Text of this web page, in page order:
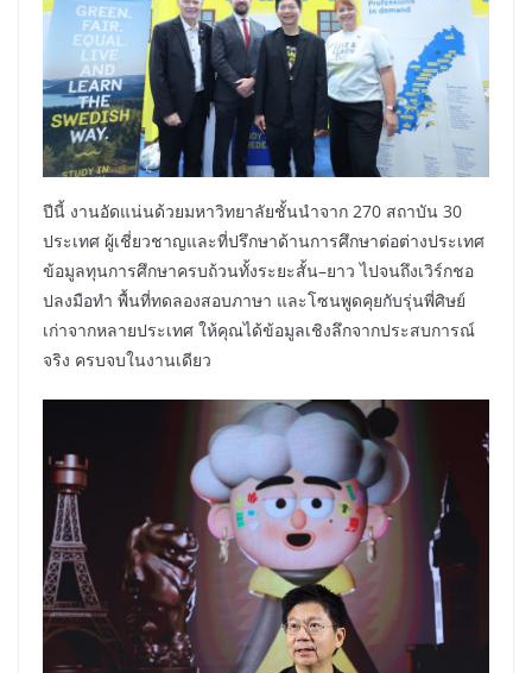
ปีนี้ งานอัดแน่นด้วยมหาวิทยาลัยชั้นนำจาก 270 สถาบัน 30
ประเทศ ผู้เชี่ยวชาญและที่ปรึกษาด้านการศึกษาต่อต่างประเทศ
ข้อมูลทุนการศึกษาครบถ้วนทั้งระยะสั้น–ยาว ไปจนถึงเวิร์กชอ
ปลงมือทำ พื้นที่ทดลองสอบภาษา และโซนพูดคุยกับรุ่นพี่ศิษย์
เก่าจากหลายประเทศ ให้คุณได้ข้อมูลเชิงลึกจากประสบการณ์
จริง ครบจบในงานเดียว